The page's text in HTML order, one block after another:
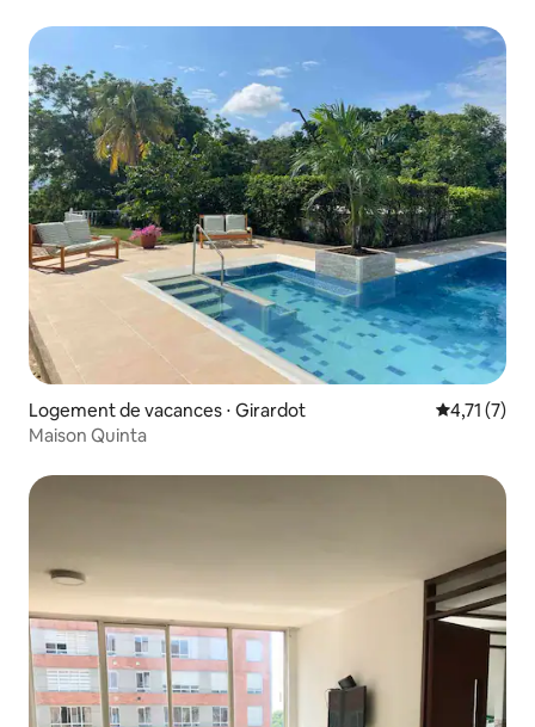
Logement de vacances ⋅ Girardot Évaluation
4,71 (7)
Maison Quinta